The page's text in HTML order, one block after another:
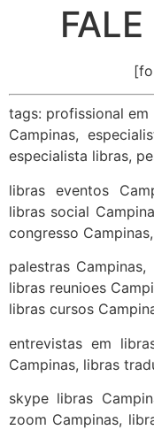
tags: profissional em
Campinas,
especialista libras,
libras eventos
libras social
congresso
palestras
libras reunioes
libras cursos
entrevistas em
Campinas, libras
skype libras
zoom Campinas,